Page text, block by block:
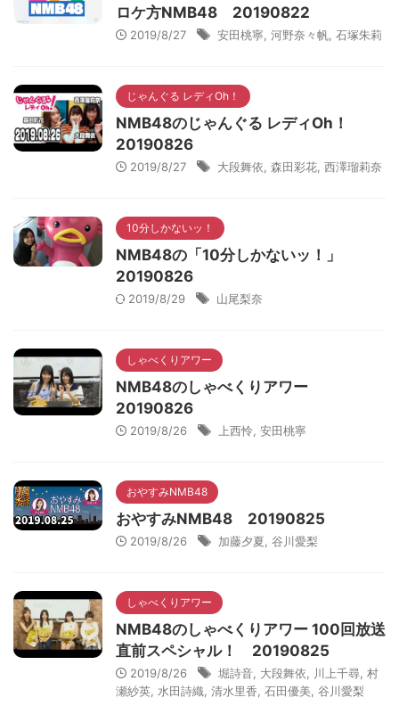
ロケ方NMB48 20190822
2019/8/27 安田桃寧 河野奈々帆 石塚朱莉
じゃんぐる レディOh！
NMB48のじゃんぐる レディOh！
20190826
2019/8/27 大段舞依 森田彩花 西澤瑠莉奈
10分しかないッ！
NMB48の「10分しかないッ！」
20190826
2019/8/29 山尾梨奈
しゃべくりアワー
NMB48のしゃべくりアワー
20190826
2019/8/26 上西怜 安田桃寧
おやすみNMB48
おやすみNMB48 20190825
2019/8/26 加藤夕夏 谷川愛梨
しゃべくりアワー
NMB48のしゃべくりアワー 100回放送
直前スペシャル！ 20190825
2019/8/26 堀詩音 大段舞依 川上千尋 村
瀬紗英 水田詩織 清水里香 石田優美 谷川愛梨